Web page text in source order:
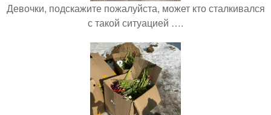
Девочки, подскажите пожалуйста, может кто сталкивался
с такой ситуацией ….